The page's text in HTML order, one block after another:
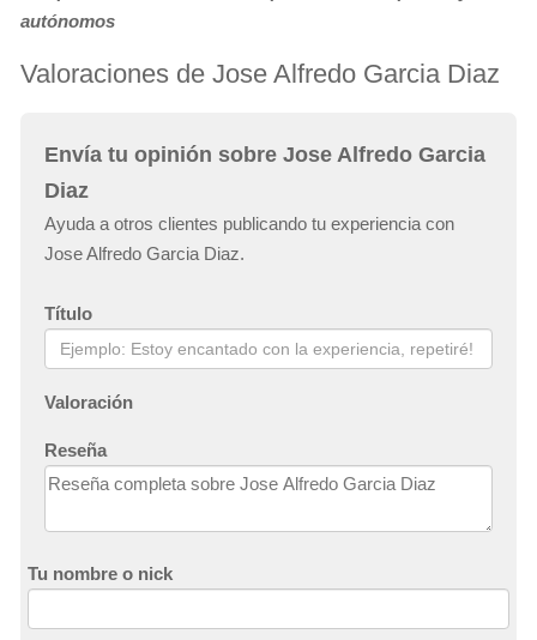
autónomos
Valoraciones de Jose Alfredo Garcia Diaz
Envía tu opinión sobre Jose Alfredo Garcia
Diaz
Ayuda a otros clientes publicando tu experiencia con
Jose Alfredo Garcia Diaz.
Título
Valoración
Reseña
Tu nombre o nick